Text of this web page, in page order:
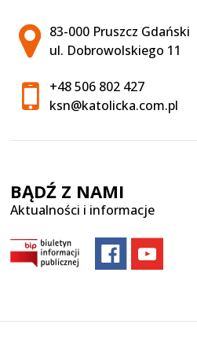
Adres pocztowy:
83-000 Pruszcz Gdański
ul. Dobrowolskiego 11
+48 506 802 427
ksn@katolicka.com.pl
BĄDŹ Z NAMI
Aktualności i informacje